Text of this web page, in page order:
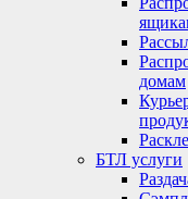
домам
БТЛ услуги